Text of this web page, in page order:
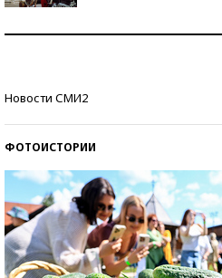
Новости СМИ2
ФОТОИСТОРИИ